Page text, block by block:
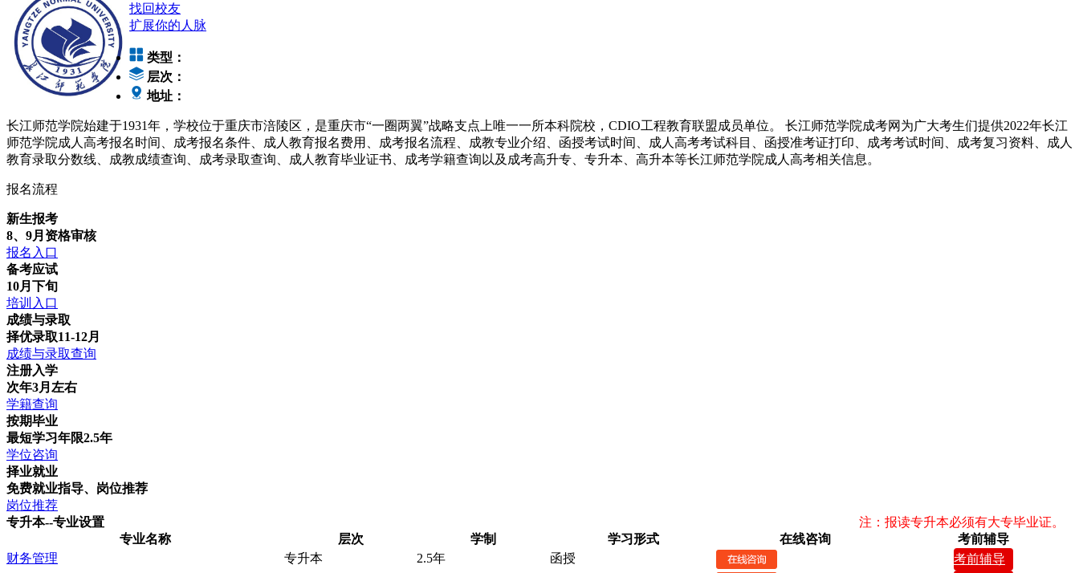
找回校友
扩展你的人脉
类型：
层次：
地址：
长江师范学院始建于1931年，学校位于重庆市涪陵区，是重庆市“一圈两翼”战略支点上唯一一所本科院校，CDIO工程教育联盟成员单位。 长江师范学院成考网为广大考生们提供2022年长江
师范学院成人高考报名时间、成考报名条件、成人教育报名费用、成考报名流程、成教专业介绍、函授考试时间、成人高考考试科目、函授准考证打印、成考考试时间、成考复习资料、成人
教育录取分数线、成教成绩查询、成考录取查询、成人教育毕业证书、成考学籍查询以及成考高升专、专升本、高升本等长江师范学院成人高考相关信息。
报名流程
新生报考
8、9月资格审核
报名入口
备考应试
10月下旬
培训入口
成绩与录取
择优录取11-12月
成绩与录取查询
注册入学
次年3月左右
学籍查询
按期毕业
最短学习年限2.5年
学位咨询
择业就业
免费就业指导、岗位推荐
岗位推荐
专升本--专业设置
注：报读专升本必须有大专毕业证。
专业名称
层次 学制 学习形式 在线咨询
考前辅导
财务管理
专升本 2.5年 函授 考前辅导